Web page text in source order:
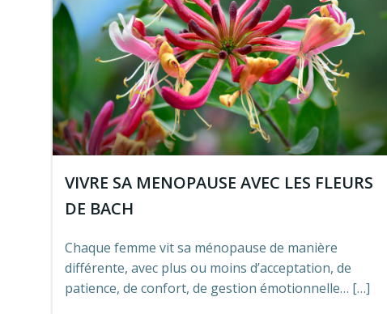
VIVRE SA MENOPAUSE AVEC LES FLEURS
DE BACH
Chaque femme vit sa ménopause de manière
différente, avec plus ou moins d’acceptation, de
patience, de confort, de gestion émotionnelle… […]